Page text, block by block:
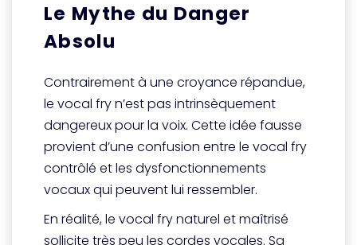
Le Mythe du Danger
Absolu
Contrairement à une croyance répandue,
le vocal fry n’est pas intrinsèquement
dangereux pour la voix. Cette idée fausse
provient d’une confusion entre le vocal fry
contrôlé et les dysfonctionnements
vocaux qui peuvent lui ressembler.
En réalité, le vocal fry naturel et maîtrisé
sollicite très peu les cordes vocales. Sa